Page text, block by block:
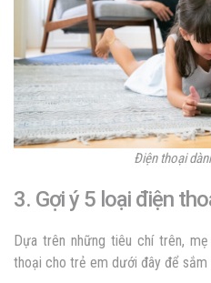
Điện thoại
3. Gợi ý 5 loại điện
Dựa trên những tiêu chí trên,
thoại cho trẻ em dưới đây để